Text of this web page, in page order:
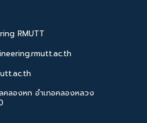
RMUTT
ลองหก อำเภอคลองหลวง